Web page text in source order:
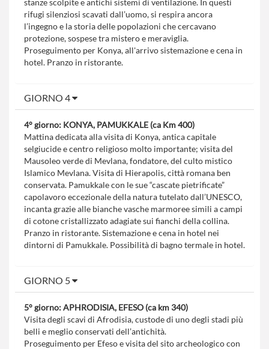
rifugi silenziosi scavati dall’uomo, si respira ancora
l’ingegno e la storia delle popolazioni che cercavano
protezione, sospese tra mistero e meraviglia.
Proseguimento per Konya, all'arrivo sistemazione e cena in
hotel. Pranzo in ristorante.
GIORNO 4
4° giorno: KONYA, PAMUKKALE (ca Km 400)
Mattina dedicata alla visita di Konya, antica capitale
selgiucide e centro religioso molto importante; visita del
Mausoleo verde di Mevlana, fondatore, del culto mistico
Islamico Mevlana. Visita di Hierapolis, città romana ben
conservata. Pamukkale con le sue “cascate pietrificate”
capolavoro eccezionale della natura tutelato dall’UNESCO,
incanta grazie alle bianche vasche marmoree simili a campi
di cotone cristallizzato adagiate sui fianchi della collina.
Pranzo in ristorante. Sistemazione e cena in hotel nei
dintorni di Pamukkale. Possibilità di bagno termale in hotel.
GIORNO 5
5° giorno: APHRODISIA, EFESO (ca km 340)
Visita degli scavi di Afrodisia, custode di uno degli stadi più
belli e meglio conservati dell’antichità.
Proseguimento per Efeso e visita del sito archeologico con